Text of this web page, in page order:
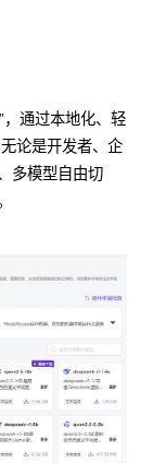
，通过本地化、轻
论是开发者、企
多模型自由切